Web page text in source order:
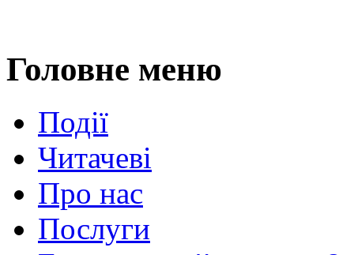
Головне меню
Події
Читачеві
Про нас
Послуги